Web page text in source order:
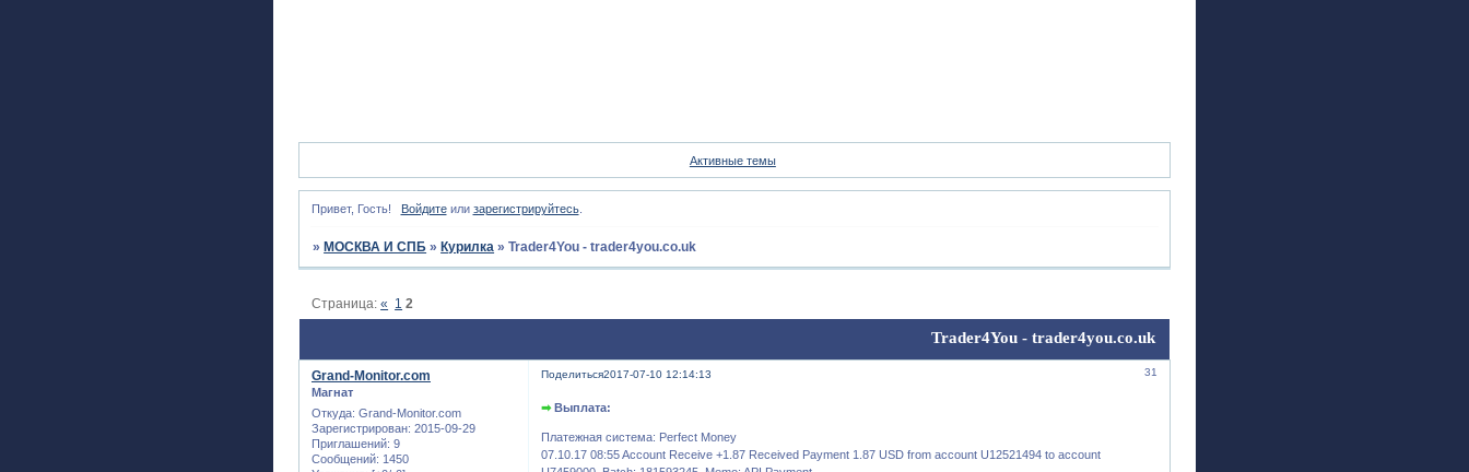
Активные темы
Привет, Гость! Войдитеили зарегистрируйтесь.
» МОСКВА И СПБ » Курилка »Trader4You - trader4you.co.uk
Trader4You - trader4you.co.uk
Страница:« 1 2
Поделиться 31
2017-07-10 12:14:13
Grand-Monitor.com
Магнат
Откуда: Grand-Monitor.com
Зарегистрирован: 2015-09-29
Приглашений: 9
Сообщений: 1450
➡Выплата:
Платежная система: Perfect Money
07.10.17 08:55 Account Receive +1.87 Received Payment 1.87 USD from account U12521494 to account